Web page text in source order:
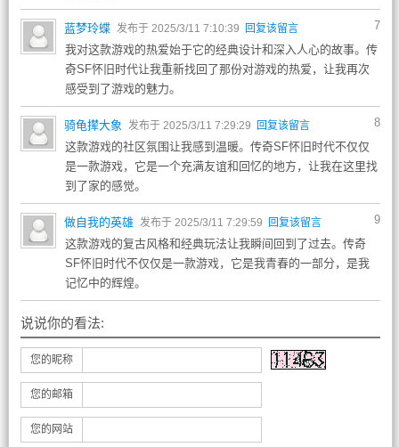
7
蓝梦玲蝶 发布于 2025/3/11 7:10:39 回复该留言
我对这款游戏的热爱始于它的经典设计和深入人心的故事。传
奇SF怀旧时代让我重新找回了那份对游戏的热爱，让我再次
感受到了游戏的魅力。
8
骑龟撵大象 发布于 2025/3/11 7:29:29 回复该留言
这款游戏的社区氛围让我感到温暖。传奇SF怀旧时代不仅仅
是一款游戏，它是一个充满友谊和回忆的地方，让我在这里找
到了家的感觉。
9
做自我的英雄 发布于 2025/3/11 7:29:59 回复该留言
这款游戏的复古风格和经典玩法让我瞬间回到了过去。传奇
SF怀旧时代不仅仅是一款游戏，它是我青春的一部分，是我
记忆中的辉煌。
说说你的看法:
您的昵称
您的邮箱
您的网站